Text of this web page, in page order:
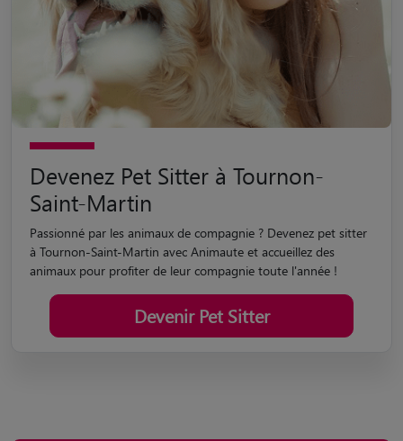
Devenez Pet Sitter à Tournon-
Saint-Martin
Passionné par les animaux de compagnie ? Devenez pet sitter
à Tournon-Saint-Martin avec Animaute et accueillez des
animaux pour profiter de leur compagnie toute l'année !
Devenir Pet Sitter